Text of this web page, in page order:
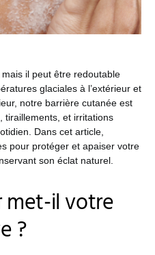
il peut être redoutable
glaciales à l’extérieur et
notre barrière cutanée est
tiraillements, et irritations
Dans cet article,
pour protéger et apaiser votre
son éclat naturel.
met-il votre
?